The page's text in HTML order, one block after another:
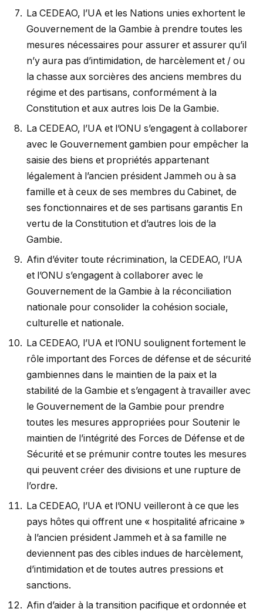
La CEDEAO, l’UA et les Nations unies exhortent le
Gouvernement de la Gambie à prendre toutes les
mesures nécessaires pour assurer et assurer qu’il
n’y aura pas d’intimidation, de harcèlement et / ou
la chasse aux sorcières des anciens membres du
régime et des partisans, conformément à la
Constitution et aux autres lois De la Gambie.
La CEDEAO, l’UA et l’ONU s’engagent à collaborer
avec le Gouvernement gambien pour empêcher la
saisie des biens et propriétés appartenant
légalement à l’ancien président Jammeh ou à sa
famille et à ceux de ses membres du Cabinet, de
ses fonctionnaires et de ses partisans garantis En
vertu de la Constitution et d’autres lois de la
Gambie.
Afin d’éviter toute récrimination, la CEDEAO, l’UA
et l’ONU s’engagent à collaborer avec le
Gouvernement de la Gambie à la réconciliation
nationale pour consolider la cohésion sociale,
culturelle et nationale.
La CEDEAO, l’UA et l’ONU soulignent fortement le
rôle important des Forces de défense et de sécurité
gambiennes dans le maintien de la paix et la
stabilité de la Gambie et s’engagent à travailler avec
le Gouvernement de la Gambie pour prendre
toutes les mesures appropriées pour Soutenir le
maintien de l’intégrité des Forces de Défense et de
Sécurité et se prémunir contre toutes les mesures
qui peuvent créer des divisions et une rupture de
l’ordre.
La CEDEAO, l’UA et l’ONU veilleront à ce que les
pays hôtes qui offrent une « hospitalité africaine »
à l’ancien président Jammeh et à sa famille ne
deviennent pas des cibles indues de harcèlement,
d’intimidation et de toutes autres pressions et
sanctions.
Afin d’aider à la transition pacifique et ordonnée et